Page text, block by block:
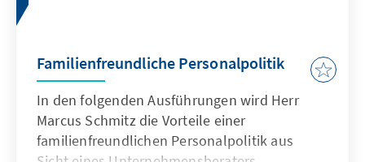
Familienfreundliche Personalpolitik
In den folgenden Ausführungen wird Herr
Marcus Schmitz die Vorteile einer
familienfreundlichen Personalpolitik aus